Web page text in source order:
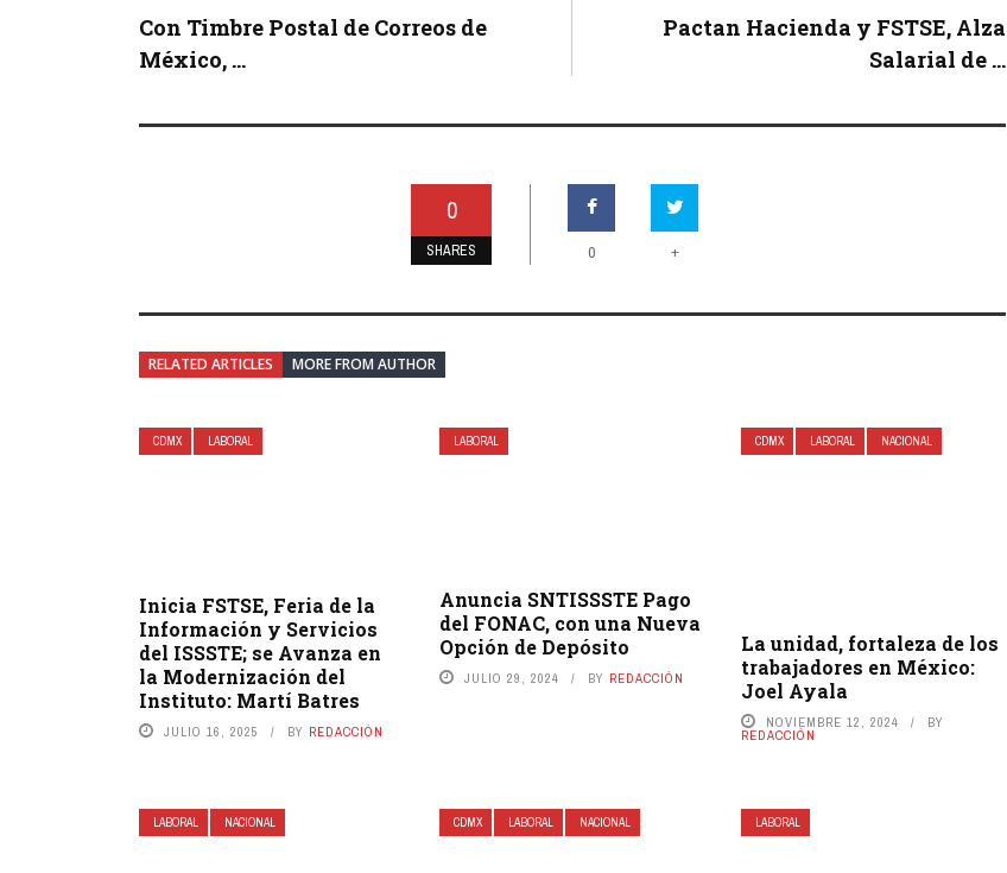
Con Timbre Postal de Correos de
México, ...
Pactan Hacienda y FSTSE, Alza
Salarial de ...
0
SHARES 0 +
RELATED ARTICLES MORE FROM AUTHOR
CDMX LABORAL
Inicia FSTSE, Feria de la
Información y Servicios
del ISSSTE; se Avanza en
la Modernización del
Instituto: Martí Batres
JULIO 16, 2025 BY REDACCIÓN
LABORAL
Anuncia SNTISSSTE Pago
del FONAC, con una Nueva
Opción de Depósito
JULIO 29, 2024 BY REDACCIÓN
CDMX LABORAL NACIONAL
La unidad, fortaleza de los
trabajadores en México:
Joel Ayala
NOVIEMBRE 12, 2024 BY
REDACCIÓN
LABORAL NACIONAL CDMX LABORAL NACIONAL LABORAL